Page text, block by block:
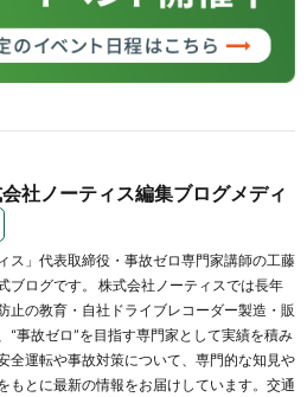
社ノーティス編集ブログメディ
ス」代表取締役・事故ゼロ専門家講師の工藤
ブログです。 株式会社ノーティスでは長年
止の教育・自社ドライブレコーダー製造・販
“事故ゼロ”を目指す専門家として実績を積み
全運転や事故対策について、専門的な知見や
もとに最新の情報をお届けしています。交通